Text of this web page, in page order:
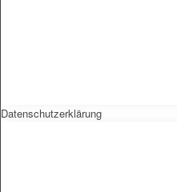
Datenschutzerklärung